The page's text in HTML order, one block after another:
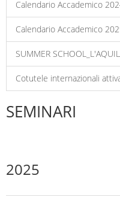
Calendario Accademico
Calendario Accademico
SUMMER
Cotutele internazionali
SEMINARI
2025